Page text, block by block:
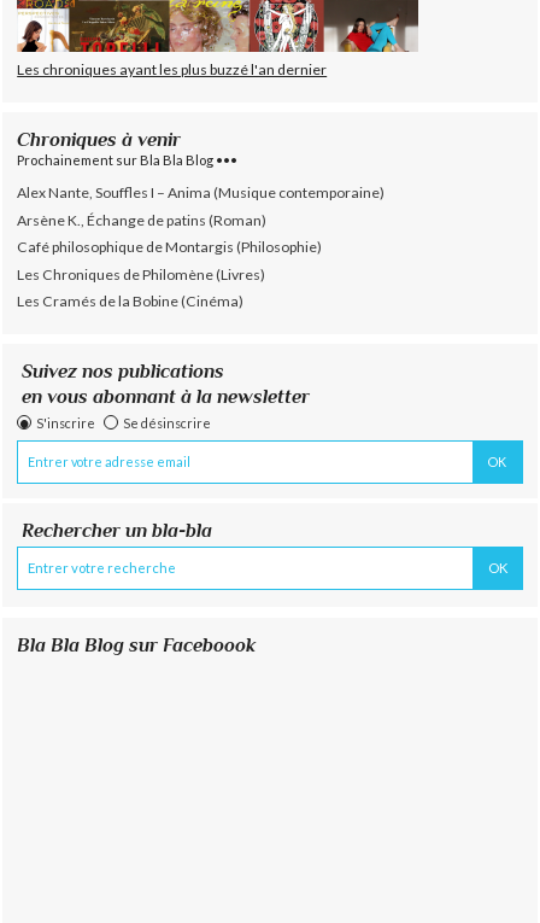
Les chroniques ayant les plus buzzé l'an dernier
Chroniques à venir
Prochainement sur Bla Bla Blog •••
Alex Nante, Souffles I – Anima (Musique contemporaine)
Arsène K., Échange de patins (Roman)
Café philosophique de Montargis (Philosophie)
Les Chroniques de Philomène (Livres)
Les Cramés de la Bobine (Cinéma)
Suivez nos publications
en vous abonnant à la newsletter
S'inscrire Se désinscrire
Rechercher un bla-bla
Bla Bla Blog sur Faceboook